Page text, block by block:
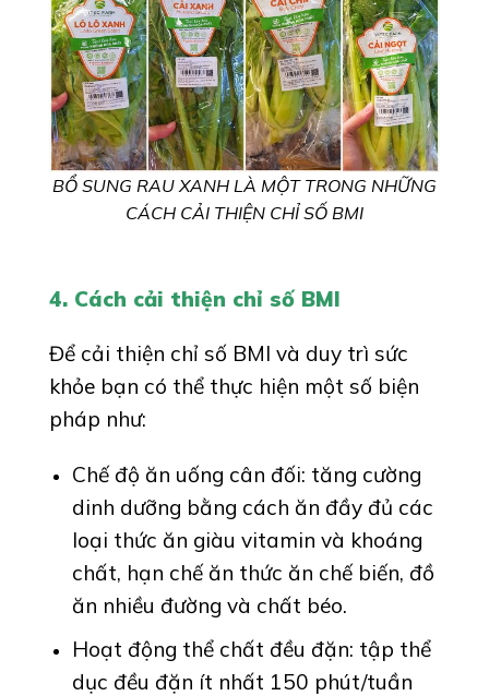
BỔ SUNG RAU XANH LÀ MỘT TRONG NHỮNG
CÁCH CẢI THIỆN CHỈ SỐ BMI
4. Cách cải thiện chỉ số BMI
Để cải thiện chỉ số BMI và duy trì sức
khỏe bạn có thể thực hiện một số biện
pháp như:
Chế độ ăn uống cân đối: tăng cường
dinh dưỡng bằng cách ăn đầy đủ các
loại thức ăn giàu vitamin và khoáng
chất, hạn chế ăn thức ăn chế biến, đồ
ăn nhiều đường và chất béo.
Hoạt động thể chất đều đặn: tập thể
dục đều đặn ít nhất 150 phút/tuần